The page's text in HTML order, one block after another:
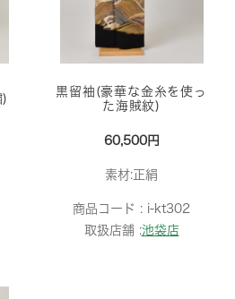
)
黒留袖(豪華な金糸を使っ
た海賊紋)
60,500円
素材:正絹
商品コード : i-kt302
取扱店舗 :池袋店